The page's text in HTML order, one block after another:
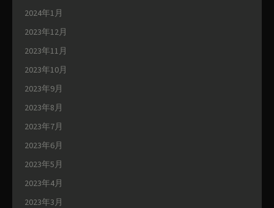
2024年1月
2023年12月
2023年11月
2023年10月
2023年9月
2023年8月
2023年7月
2023年6月
2023年5月
2023年4月
2023年3月